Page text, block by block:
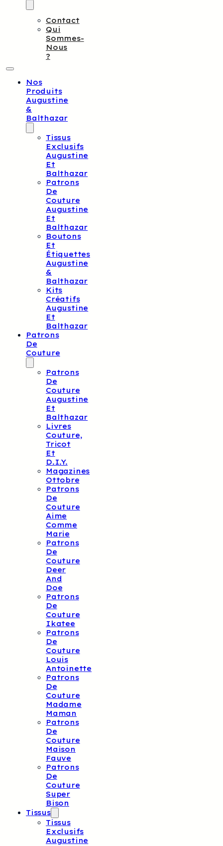
Contact
Qui
Sommes-
Nous
?
Nos
Produits
Augustine
&
Balthazar
Tissus
Exclusifs
Augustine
Et
Balthazar
Patrons
De
Couture
Augustine
Et
Balthazar
Boutons
Et
Étiquettes
Augustine
&
Balthazar
Kits
Créatifs
Augustine
Et
Balthazar
Patrons
De
Couture
Patrons
De
Couture
Augustine
Et
Balthazar
Livres
Couture,
Tricot
Et
D.I.Y.
Magazines
Ottobre
Patrons
De
Couture
Aime
Comme
Marie
Patrons
De
Couture
Deer
And
Doe
Patrons
De
Couture
Ikatee
Patrons
De
Couture
Louis
Antoinette
Patrons
De
Couture
Madame
Maman
Patrons
De
Couture
Maison
Fauve
Patrons
De
Couture
Super
Bison
Tissus
Tissus
Exclusifs
Augustine